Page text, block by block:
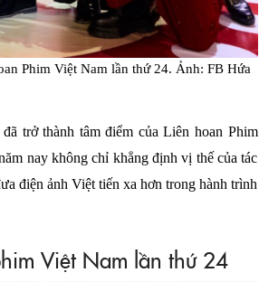
Phim Việt Nam lần thứ 24. Ảnh: FB Hứa
trở thành tâm điểm của Liên hoan Phim
nay không chỉ khẳng định vị thế của tác
điện ảnh Việt tiến xa hơn trong hành trình
Việt Nam lần thứ 24